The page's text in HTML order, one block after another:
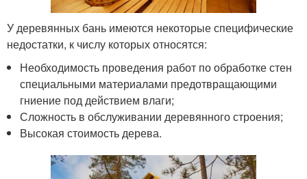
У деревянных бань имеются некоторые специфические
недостатки, к числу которых относятся:
Необходимость проведения работ по обработке стен
специальными материалами предотвращающими
гниение под действием влаги;
Сложность в обслуживании деревянного строения;
Высокая стоимость дерева.